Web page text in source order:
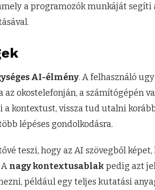
a programozók munkáját segíti
AI-élmény. A felhasználó
okostelefonján, a számítógépén
a kontextust, vissza tud utalni
lépéses gondolkodásra.
teszi, hogy az AI szövegből
nagy kontextusablakpedig azt
például egy teljes kutatási